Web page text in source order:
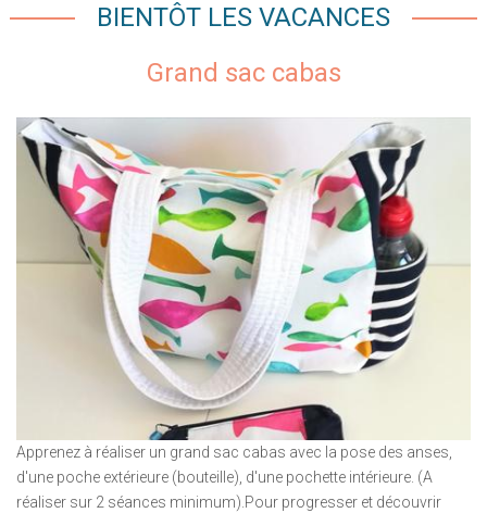
BIENTÔT LES VACANCES
Grand sac cabas
Apprenez à réaliser un grand sac cabas avec la pose des anses,
d'une poche extérieure (bouteille), d'une pochette intérieure. (A
réaliser sur 2 séances minimum).Pour progresser et découvrir